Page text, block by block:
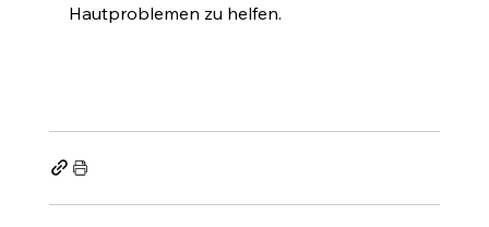
Hautproblemen zu helfen.